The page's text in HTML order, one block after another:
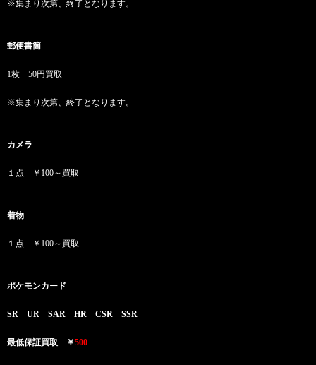
※集まり次第、終了となります。
郵便書簡
1枚 50円買取
※集まり次第、終了となります。
カメラ
１点 ￥100～買取
着物
１点 ￥100～買取
ポケモンカード
SR UR SAR HR CSR SSR
最低保証買取 ￥500